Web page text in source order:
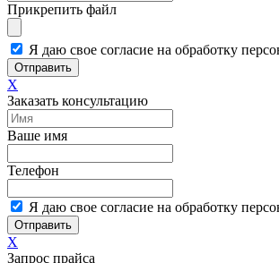
Прикрепить файл
Я даю свое согласие на обработку
Отправить
X
Заказать консультацию
Ваше имя
Телефон
Я даю свое согласие на обработку
Отправить
X
Запрос прайса